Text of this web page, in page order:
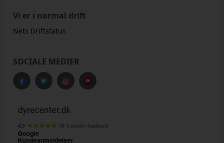
Vi er i normal drift
Nets Driftstatus
SOCIALE MEDIER